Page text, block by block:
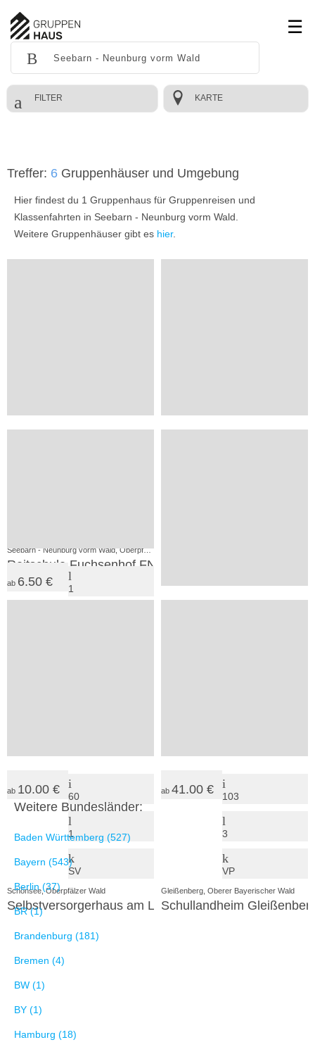
FILTER KARTE
Treffer: 6 Gruppenhäuser und Umgebung
Hier findest du 1 Gruppenhaus für Gruppenreisen und
Klassenfahrten in Seebarn - Neunburg vorm Wald.
Weitere Gruppenhäuser gibt es hier.
Seebarn - Neunburg vorm Wald, Oberpfälzer Wald
Reitschule Fuchsenhof FN
ab 6.50 € 1
ab 10.00 € 60
1
SV
Schönsee, Oberpfälzer Wald
Selbstversorgerhaus am Lauber Berg
ab 41.00 € 103
3
VP
Gleißenberg, Oberer Bayerischer Wald
Schullandheim
Weitere Bundesländer:
Baden Württemberg (527)
Bayern (543)
Berlin (37)
BR (1)
Brandenburg (181)
Bremen (4)
BW (1)
BY (1)
Hamburg (18)